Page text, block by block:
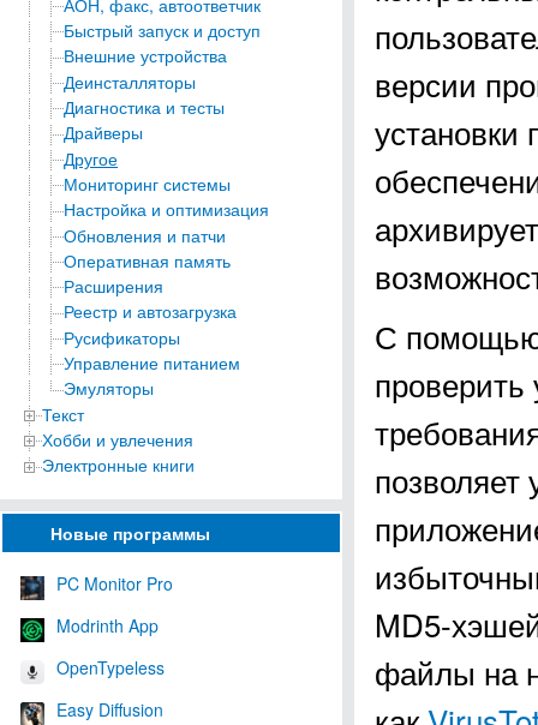
Быстрый запуск и доступ
Внешние устройства
Деинсталляторы
Диагностика и тесты
Драйверы
Другое
Мониторинг системы
Настройка и оптимизация
Обновления и патчи
Оперативная память
Расширения
Реестр и автозагрузка
Русификаторы
Управление питанием
Эмуляторы
Текст
Хобби и увлечения
Электронные книги
Новые программы
PC Monitor Pro
Modrinth App
OpenTypeless
Easy Diffusion
версии
установки
С
позволяет
MD5-
файлы на